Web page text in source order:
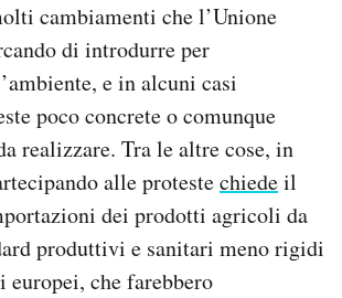
cambiamenti che l’Unione
di introdurre per
e in alcuni casi
poco concrete o comunque
realizzare. Tra le altre cose, in
alle protestechiedeil
dei prodotti agricoli da
produttivi e sanitari meno rigidi
che farebbero